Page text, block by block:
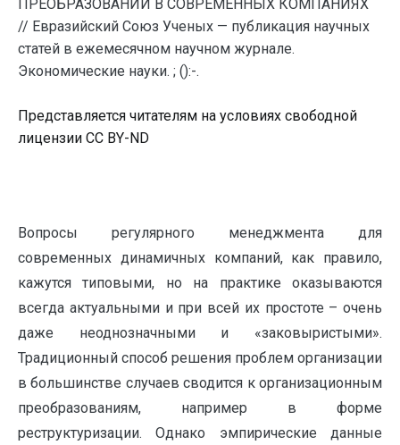
ПРЕОБРАЗОВАНИЙ В СОВРЕМЕННЫХ КОМПАНИЯХ
// Евразийский Союз Ученых — публикация научных
статей в ежемесячном научном журнале.
Экономические науки. ; ():-.
Представляется читателям на условиях свободной
лицензии CC BY-ND
Вопросы регулярного менеджмента для
современных динамичных компаний, как правило,
кажутся типовыми, но на практике оказываются
всегда актуальными и при всей их простоте – очень
даже неоднозначными и «заковыристыми».
Традиционный способ решения проблем организации
в большинстве случаев сводится к организационным
преобразованиям, например в форме
реструктуризации. Однако эмпирические данные